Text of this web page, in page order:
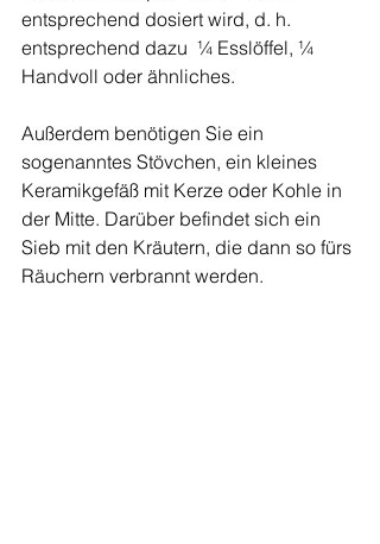
entsprechend dosiert wird, d. h.
entsprechend dazu  ¼ Esslöffel, ¼
Handvoll oder ähnliches.
Außerdem benötigen Sie ein
sogenanntes Stövchen, ein kleines
Keramikgefäß mit Kerze oder Kohle in
der Mitte. Darüber befindet sich ein
Sieb mit den Kräutern, die dann so fürs
Räuchern verbrannt werden.